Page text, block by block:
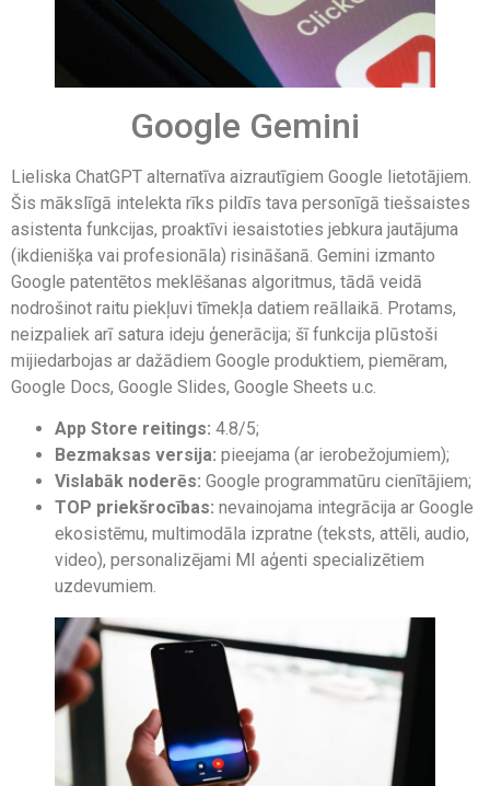
Google Gemini
Lieliska ChatGPT alternatīva aizrautīgiem Google lietotājiem.
Šis mākslīgā intelekta rīks pildīs tava personīgā tiešsaistes
asistenta funkcijas, proaktīvi iesaistoties jebkura jautājuma
(ikdienišķa vai profesionāla) risināšanā. Gemini izmanto
Google patentētos meklēšanas algoritmus, tādā veidā
nodrošinot raitu piekļuvi tīmekļa datiem reāllaikā. Protams,
neizpaliek arī satura ideju ģenerācija; šī funkcija plūstoši
mijiedarbojas ar dažādiem Google produktiem, piemēram,
Google Docs, Google Slides, Google Sheets u.c.
App Store reitings: 4.8/5;
Bezmaksas versija: pieejama (ar ierobežojumiem);
Vislabāk noderēs: Google programmatūru cienītājiem;
TOP priekšrocības: nevainojama integrācija ar Google
ekosistēmu, multimodāla izpratne (teksts, attēli, audio,
video), personalizējami MI aģenti specializētiem
uzdevumiem.